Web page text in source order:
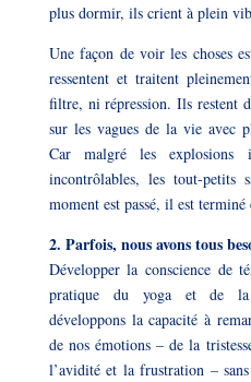
plus dormir, ils crient à plein
Une façon de voir les choses
ressentent et traitent
filtre, ni répression. Ils restent
sur les vagues de la vie avec
Car malgré les explosions
incontrôlables, les tout-petits
moment est passé, il est
2. Parfois, nous avons tous
Développer la conscience de
pratique du yoga et de la
développons la capacité à
de nos émotions – de la
l’avidité et la frustration –